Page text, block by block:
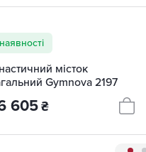
місток
Gymnova 2197
605₴